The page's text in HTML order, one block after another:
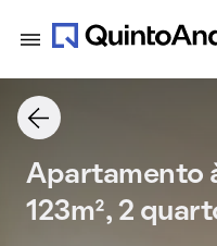
Apartamento
123m², 2